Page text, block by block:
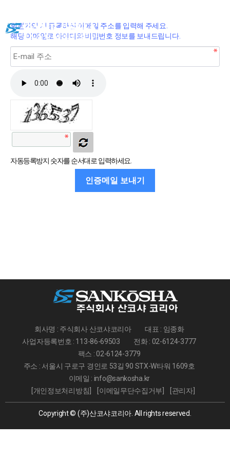
회원가입 시 등록하신 이메일 주소를 입력해 주세요.
해당 이메일로 아이디와 비밀번호 정보를 보내드립니다.
자동등록방지 숫자를 순서대로 입력하세요.
인증메일 보내기
회사명 : 주식회사 산코샤코리아
대표 : 임종화
사업자등록번호 : 113-86-69503
전화 : 02-6124-3777
팩스 : 02-6124-3779
주소 : 서울시 구로구 경인로 53길 90 STX-W타워 1609호
이메일 : info@sankosha.kr
[개인정보처리방침]
[이메일무단수집거부] [관리자]
Copyright © (주)산코샤코리아. All rights reserved.